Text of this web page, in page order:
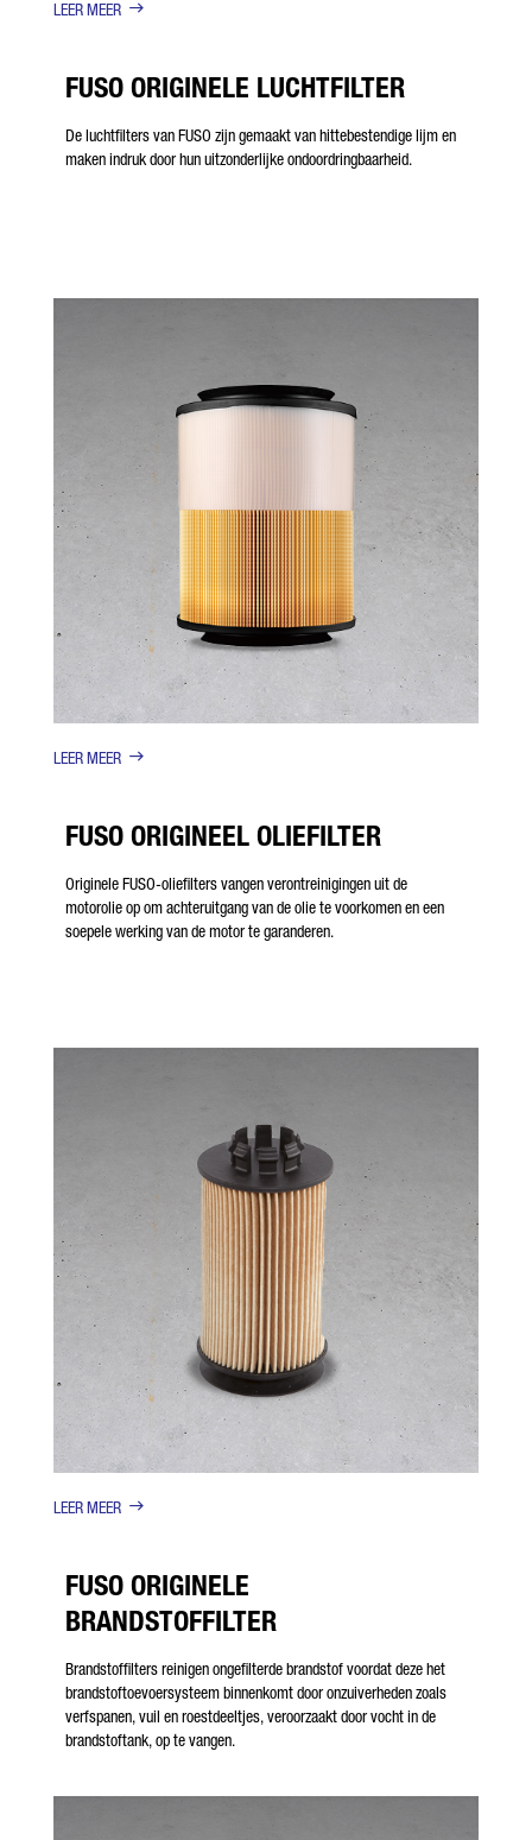
LEER MEER
FUSO ORIGINELE LUCHTFILTER
De luchtfilters van FUSO zijn gemaakt van hittebestendige lijm en
maken indruk door hun uitzonderlijke ondoordringbaarheid.
LEER MEER
FUSO ORIGINEEL OLIEFILTER
Originele FUSO-oliefilters vangen verontreinigingen uit de
motorolie op om achteruitgang van de olie te voorkomen en een
soepele werking van de motor te garanderen.
LEER MEER
FUSO ORIGINELE
BRANDSTOFFILTER
Brandstoffilters reinigen ongefilterde brandstof voordat deze het
brandstoftoevoersysteem binnenkomt door onzuiverheden zoals
verfspanen, vuil en roestdeeltjes, veroorzaakt door vocht in de
brandstoftank, op te vangen.